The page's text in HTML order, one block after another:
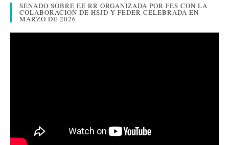
r
SENADO SOBRE EE RR ORGANIZADA POR FES CON LA
COLABORACION DE HSJD Y FEDER CELEBRADA EN
MARZO DE 2026